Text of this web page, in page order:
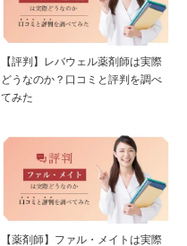
【評判】レバウェル薬剤師は実際
どうなのか？口コミと評判を調べ
てみた
【薬剤師】ファル・メイトは実際